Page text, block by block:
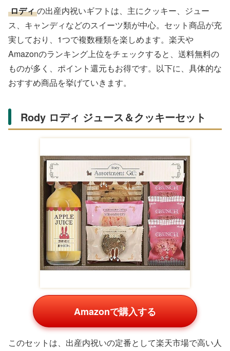
ロディの出産内祝いギフトは、主にクッキー、ジュー
ス、キャンディなどのスイーツ類が中心。セット商品が充
実しており、1つで複数種類を楽しめます。楽天や
Amazonのランキング上位をチェックすると、送料無料の
ものが多く、ポイント還元もお得です。以下に、具体的な
おすすめ商品を挙げていきます。
Rody ロディ ジュース＆クッキーセット
Amazonで購入する
このセットは、出産内祝いの定番として楽天市場で高い人